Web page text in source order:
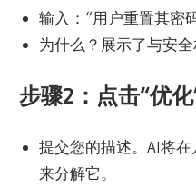
输入：“用户重置其密
为什么？展示了与安全
步骤2：点击“优化
提交您的描述。AI将
来分解它。